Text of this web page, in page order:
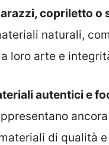
arazzi, copriletto o
naturali,
loro arte e
autentici e
di qualità